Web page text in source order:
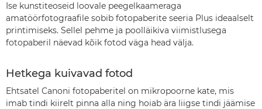
Ise kunstiteoseid loovale peegelkaameraga
amatöörfotograafile sobib fotopaberite seeria Plus ideaalselt
printimiseks. Sellel pehme ja poolläikiva viimistlusega
fotopaberil näevad kõik fotod väga head välja.
Hetkega kuivavad fotod
Ehtsatel Canoni fotopaberitel on mikropoorne kate, mis
imab tindi kiirelt pinna alla ning hoiab ära liigse tindi jäämise